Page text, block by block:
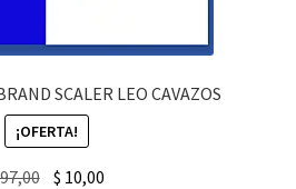
SCALER LEO CAVAZOS
¡OFERTA!
Original
$ 10,00